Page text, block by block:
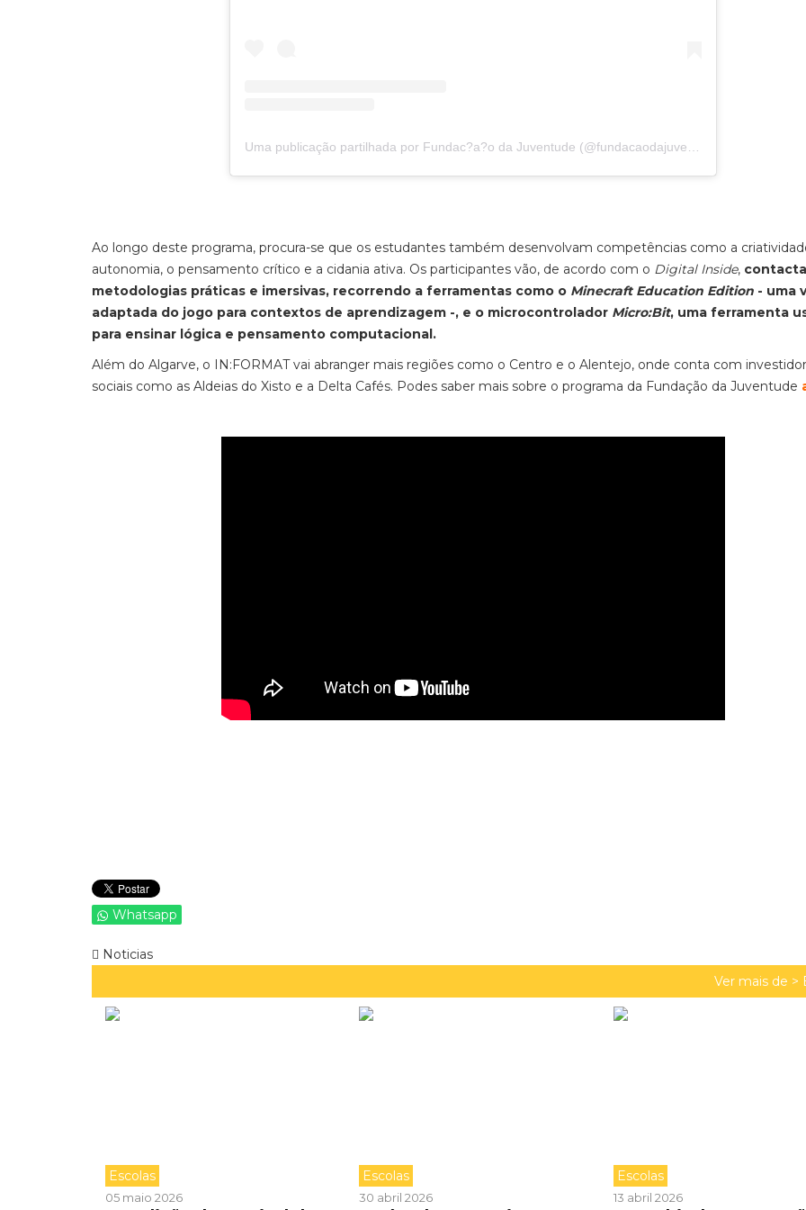
Ao longo deste programa, procura-se que os estudantes também desenvolvam competências como a
autonomia, o pensamento crítico e a cidania ativa. Os participantes vão, de acordo com o Digital Inside,
metodologias práticas e imersivas, recorrendo a ferramentas como o Minecraft Education Edition - uma
adaptada do jogo para contextos de aprendizagem -, e o microcontrolador Micro:Bit, uma ferramenta
para ensinar lógica e pensamento computacional.
Além do Algarve, o IN:FORMAT vai abranger mais regiões como o Centro e o Alentejo, onde conta com
sociais como as Aldeias do Xisto e a Delta Cafés. Podes saber mais sobre o programa da Fundação da Juventude
Whatsapp
Noticias
Ver mais de >
Escolas
05 maio 2026
Escolas
30 abril 2026
Escolas
13 abril 2026